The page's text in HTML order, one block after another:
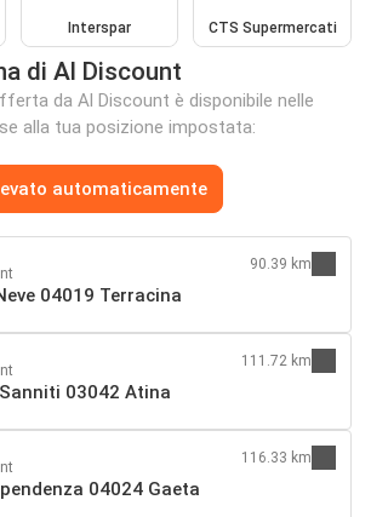
Interspar CTS Supermercati
di Al Discount
da Al Discount è disponibile nelle
alla tua posizione impostata:
automaticamente
04019 Terracina
90.39 km
03042 Atina
111.72 km
04024 Gaeta
116.33 km